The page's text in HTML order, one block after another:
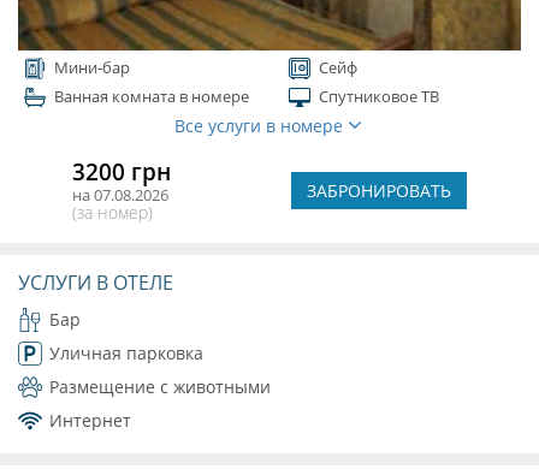
Мини-бар
Сейф
Ванная комната в номере
Спутниковое ТВ
Все услуги в номере
3200 грн
на 07.08.2026
(за номер)
ЗАБРОНИРОВАТЬ
УСЛУГИ В ОТЕЛЕ
Бар
Уличная парковка
Размещение с животными
Интернет